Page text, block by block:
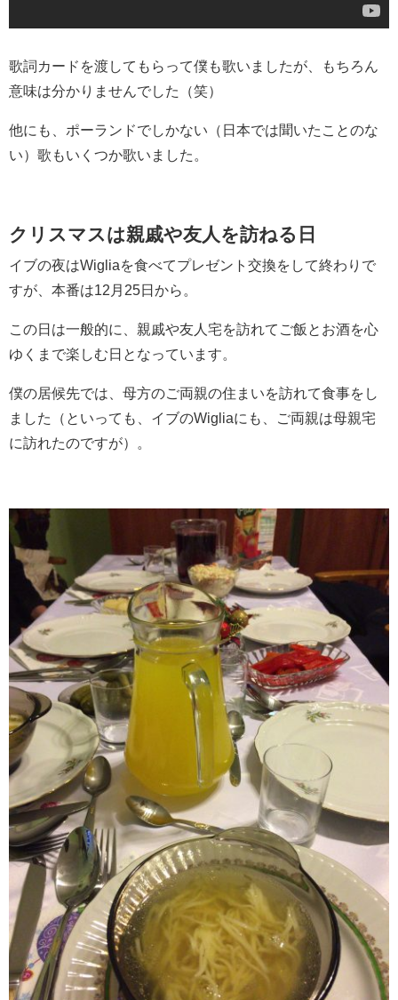
歌詞カードを渡してもらって僕も歌いましたが、もちろん
意味は分かりませんでした（笑）
他にも、ポーランドでしかない（日本では聞いたことのな
い）歌もいくつか歌いました。
クリスマスは親戚や友人を訪ねる日
イブの夜はWigliaを食べてプレゼント交換をして終わりで
すが、本番は12月25日から。
この日は一般的に、親戚や友人宅を訪れてご飯とお酒を心
ゆくまで楽しむ日となっています。
僕の居候先では、母方のご両親の住まいを訪れて食事をし
ました（といっても、イブのWigliaにも、ご両親は母親宅
に訪れたのですが）。